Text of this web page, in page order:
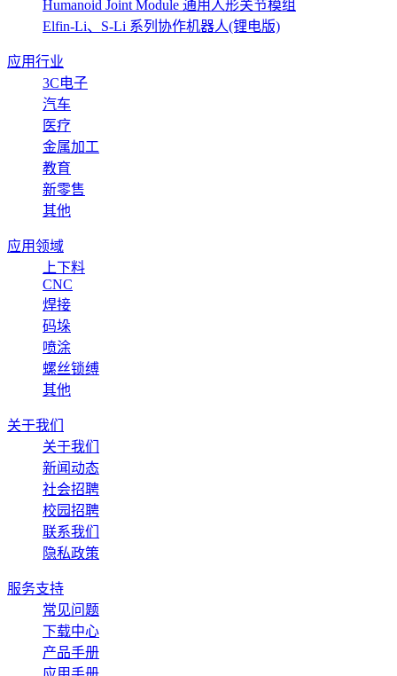
Humanoid Joint Module 通用人形关节模组
Elfin-Li、S-Li 系列协作机器人(锂电版)
应用行业
3C电子
汽车
医疗
金属加工
教育
新零售
其他
应用领域
上下料
CNC
焊接
码垛
喷涂
螺丝锁缚
其他
关于我们
关于我们
新闻动态
社会招聘
校园招聘
联系我们
隐私政策
服务支持
常见问题
下载中心
产品手册